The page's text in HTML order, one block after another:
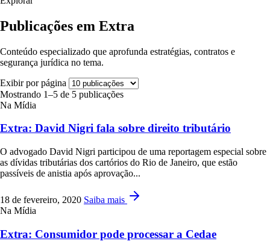
Publicações em Extra
Conteúdo especializado que aprofunda estratégias, contratos e
segurança jurídica no tema.
Exibir por página
Mostrando 1–5 de 5 publicações
Na Mídia
Extra: David Nigri fala sobre direito tributário
O advogado David Nigri participou de uma reportagem especial sobre
as dívidas tributárias dos cartórios do Rio de Janeiro, que estão
passíveis de anistia após aprovação...
18 de fevereiro, 2020 Saiba mais
Na Mídia
Extra: Consumidor pode processar a Cedae